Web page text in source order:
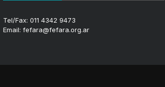
Tel/Fax: 011 4342 9473
Email: fefara@fefara.org.ar